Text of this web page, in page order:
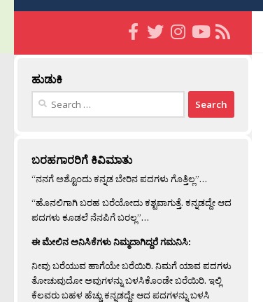
ಹುಡುಕಿ
Search
ಬರಹಗಾರರಿಗೆ ಕಿವಿಮಾತು
“ನನಗೆ ಅಶ್ಟೊಂದು ಕನ್ನಡ ಬೇರಿನ ಪದಗಳು ಗೊತ್ತಿಲ್ಲ”…
“ಹೊನಲಿಗಾಗಿ ಬರಹ ಬರೆಯೋದು ಕಶ್ಟವಾಗುತ್ತೆ. ಕನ್ನಡದ್ದೇ ಆದ
ಪದಗಳು ಕೂಡಲೆ ನೆನಪಿಗೆ ಬರಲ್ಲ”…
ಈ ಮೇಲಿನ ಅನಿಸಿಕೆಗಳು ನಿಮ್ಮದಾಗಿದ್ದರೆ ಗಮನಿಸಿ:
ನೀವು ಬರೆಯುವ ಹಾಗೆಯೇ ಬರೆಯಿರಿ. ನಿಮಗೆ ಯಾವ ಪದಗಳು
ತೋಚುವುದೋ ಅವುಗಳನ್ನು ಬಳಸಿಕೊಂಡೇ ಬರೆಯಿರಿ. ಇಲ್ಲಿ
ಕೆಲವರು ಬಹಳ ಹೆಚ್ಚು ಕನ್ನಡದ್ದೇ ಆದ ಪದಗಳನ್ನು ಬಳಸಿ